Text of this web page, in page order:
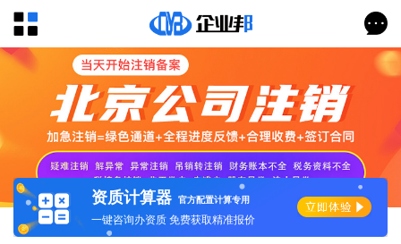
资质计算器 官方配置计算专用
一键咨询办资质 免费获取精准报价